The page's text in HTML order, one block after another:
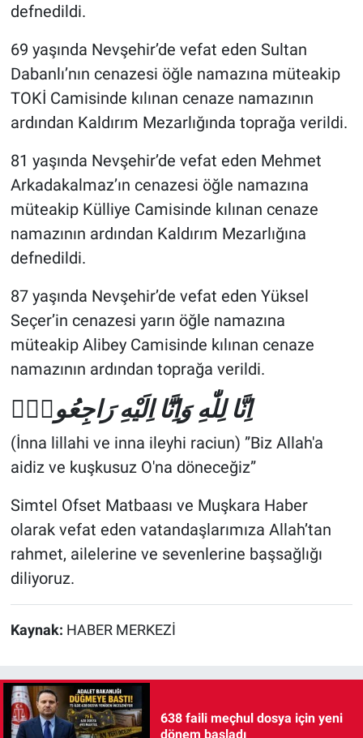
defnedildi.
69 yaşında Nevşehir’de vefat eden Sultan
Dabanlı’nın cenazesi öğle namazına müteakip
TOKİ Camisinde kılınan cenaze namazının
ardından Kaldırım Mezarlığında toprağa verildi.
81 yaşında Nevşehir’de vefat eden Mehmet
Arkadakalmaz’ın cenazesi öğle namazına
müteakip Külliye Camisinde kılınan cenaze
namazının ardından Kaldırım Mezarlığına
defnedildi.
87 yaşında Nevşehir’de vefat eden Yüksel
Seçer’in cenazesi yarın öğle namazına
müteakip Alibey Camisinde kılınan cenaze
namazının ardından toprağa verildi.
اِنَّا لِلّٰهِ وَاِنَّٓا اِلَيْهِ رَاجِعُونَۜ
(İnna lillahi ve inna ileyhi raciun) ‎”Biz Allah'a
aidiz ve kuşkusuz O'na döneceğiz”
Simtel Ofset Matbaası ve Muşkara Haber
olarak vefat eden vatandaşlarımıza Allah’tan
rahmet, ailelerine ve sevenlerine başsağlığı
diliyoruz.
Kaynak: HABER MERKEZİ
638 faili meçhul dosya için yeni
dönem başladı